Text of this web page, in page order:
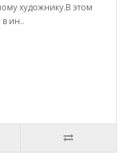
художнику.В этом
ин..